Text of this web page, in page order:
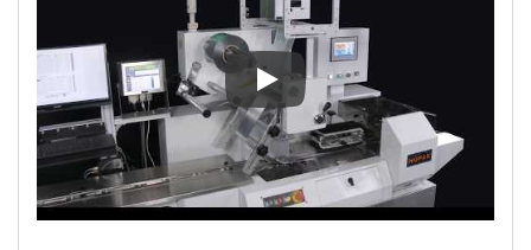
医療製品、アレルギー試薬の